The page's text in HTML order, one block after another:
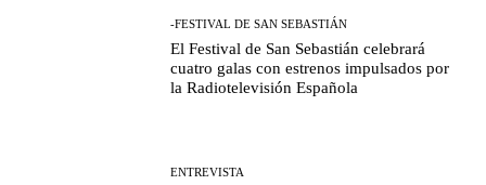
-FESTIVAL DE SAN SEBASTIÁN
El Festival de San Sebastián celebrará
cuatro galas con estrenos impulsados por
la Radiotelevisión Española
ENTREVISTA